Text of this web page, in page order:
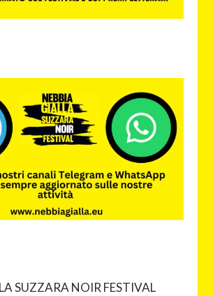
SUZZARA NOIR FESTIVAL